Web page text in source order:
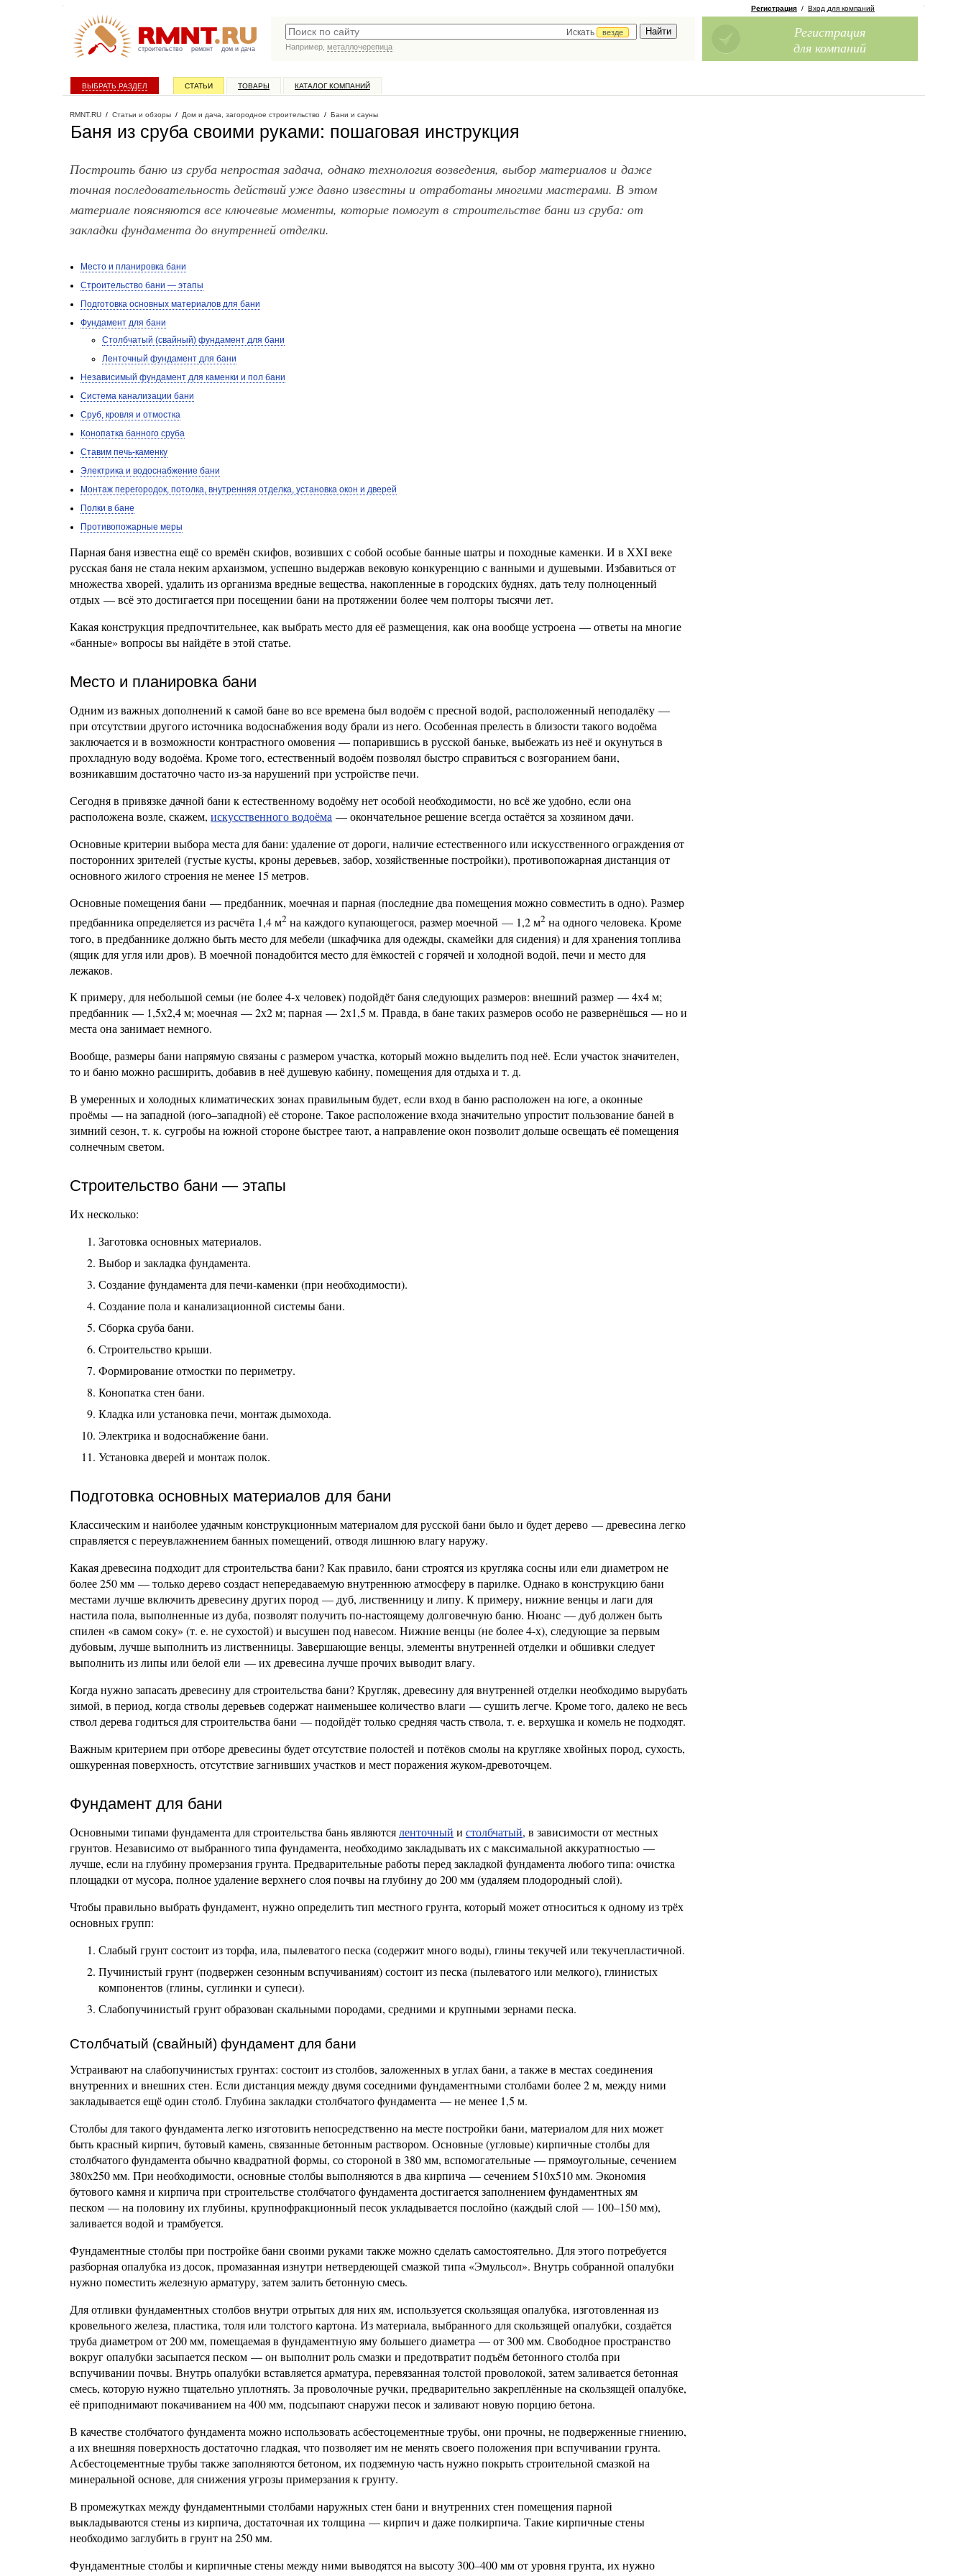
строительство ремонт дом и дача
Искать
везде
Например, металлочерепица
Регистрация / Вход для компаний
Регистрация
для компаний
ВЫБРАТЬ РАЗДЕЛ СТАТЬИ ТОВАРЫ КАТАЛОГ КОМПАНИЙ
RMNT.RU / Статьи и обзоры / Дом и дача, загородное строительство / Бани и сауны
Баня из сруба своими руками: пошаговая инструкция
Построить баню из сруба непростая задача, однако технология возведения, выбор материалов и даже
точная последовательность действий уже давно известны и отработаны многими мастерами. В этом
материале поясняются все ключевые моменты, которые помогут в строительстве бани из сруба: от
закладки фундамента до внутренней отделки.
Место и планировка бани
Строительство бани — этапы
Подготовка основных материалов для бани
Фундамент для бани
Столбчатый (свайный) фундамент для бани
Ленточный фундамент для бани
Независимый фундамент для каменки и пол бани
Система канализации бани
Сруб, кровля и отмостка
Конопатка банного сруба
Ставим печь-каменку
Электрика и водоснабжение бани
Монтаж перегородок, потолка, внутренняя отделка, установка окон и дверей
Полки в бане
Противопожарные меры
Парная баня известна ещё со времён скифов, возивших с собой особые банные шатры и походные каменки. И в XXI веке
русская баня не стала неким архаизмом, успешно выдержав вековую конкуренцию с ванными и душевыми. Избавиться от
множества хворей, удалить из организма вредные вещества, накопленные в городских буднях, дать телу полноценный
отдых — всё это достигается при посещении бани на протяжении более чем полторы тысячи лет.
Какая конструкция предпочтительнее, как выбрать место для её размещения, как она вообще устроена — ответы на многие
«банные» вопросы вы найдёте в этой статье.
Место и планировка бани
Одним из важных дополнений к самой бане во все времена был водоём с пресной водой, расположенный неподалёку —
при отсутствии другого источника водоснабжения воду брали из него. Особенная прелесть в близости такого водоёма
заключается и в возможности контрастного омовения — попарившись в русской баньке, выбежать из неё и окунуться в
прохладную воду водоёма. Кроме того, естественный водоём позволял быстро справиться с возгоранием бани,
возникавшим достаточно часто из-за нарушений при устройстве печи.
Сегодня в привязке дачной бани к естественному водоёму нет особой необходимости, но всё же удобно, если она
расположена возле, скажем, искусственного водоёма — окончательное решение всегда остаётся за хозяином дачи.
Основные критерии выбора места для бани: удаление от дороги, наличие естественного или искусственного ограждения от
посторонних зрителей (густые кусты, кроны деревьев, забор, хозяйственные постройки), противопожарная дистанция от
основного жилого строения не менее 15 метров.
Основные помещения бани — предбанник, моечная и парная (последние два помещения можно совместить в одно). Размер
предбанника определяется из расчёта 1,4 м2 на каждого купающегося, размер моечной — 1,2 м2 на одного человека. Кроме
того, в предбаннике должно быть место для мебели (шкафчика для одежды, скамейки для сидения) и для хранения топлива
(ящик для угля или дров). В моечной понадобится место для ёмкостей с горячей и холодной водой, печи и место для
лежаков.
К примеру, для небольшой семьи (не более 4-х человек) подойдёт баня следующих размеров: внешний размер — 4х4 м;
предбанник — 1,5х2,4 м; моечная — 2х2 м; парная — 2х1,5 м. Правда, в бане таких размеров особо не развернёшься — но и
места она занимает немного.
Вообще, размеры бани напрямую связаны с размером участка, который можно выделить под неё. Если участок значителен,
то и баню можно расширить, добавив в неё душевую кабину, помещения для отдыха и т. д.
В умеренных и холодных климатических зонах правильным будет, если вход в баню расположен на юге, а оконные
проёмы — на западной (юго–западной) её стороне. Такое расположение входа значительно упростит пользование баней в
зимний сезон, т. к. сугробы на южной стороне быстрее тают, а направление окон позволит дольше освещать её помещения
солнечным светом.
Строительство бани — этапы
Их несколько:
Заготовка основных материалов.
Выбор и закладка фундамента.
Создание фундамента для печи-каменки (при необходимости).
Создание пола и канализационной системы бани.
Сборка сруба бани.
Строительство крыши.
Формирование отмостки по периметру.
Конопатка стен бани.
Кладка или установка печи, монтаж дымохода.
Электрика и водоснабжение бани.
Установка дверей и монтаж полок.
Подготовка основных материалов для бани
Классическим и наиболее удачным конструкционным материалом для русской бани было и будет дерево — древесина легко
справляется с переувлажнением банных помещений, отводя лишнюю влагу наружу.
Какая древесина подходит для строительства бани? Как правило, бани строятся из кругляка сосны или ели диаметром не
более 250 мм — только дерево создаст непередаваемую внутреннюю атмосферу в парилке. Однако в конструкцию бани
местами лучше включить древесину других пород — дуб, лиственницу и липу. К примеру, нижние венцы и лаги для
настила пола, выполненные из дуба, позволят получить по-настоящему долговечную баню. Нюанс — дуб должен быть
спилен «в самом соку» (т. е. не сухостой) и высушен под навесом. Нижние венцы (не более 4-х), следующие за первым
дубовым, лучше выполнить из лиственницы. Завершающие венцы, элементы внутренней отделки и обшивки следует
выполнить из липы или белой ели — их древесина лучше прочих выводит влагу.
Когда нужно запасать древесину для строительства бани? Кругляк, древесину для внутренней отделки необходимо вырубать
зимой, в период, когда стволы деревьев содержат наименьшее количество влаги — сушить легче. Кроме того, далеко не весь
ствол дерева годиться для строительства бани — подойдёт только средняя часть ствола, т. е. верхушка и комель не подходят.
Важным критерием при отборе древесины будет отсутствие полостей и потёков смолы на кругляке хвойных пород, сухость,
ошкуренная поверхность, отсутствие загнивших участков и мест поражения жуком-древоточцем.
Фундамент для бани
Основными типами фундамента для строительства бань являютсяленточный и столбчатый, в зависимости от местных
грунтов. Независимо от выбранного типа фундамента, необходимо закладывать их с максимальной аккуратностью —
лучше, если на глубину промерзания грунта. Предварительные работы перед закладкой фундамента любого типа: очистка
площадки от мусора, полное удаление верхнего слоя почвы на глубину до 200 мм (удаляем плодородный слой).
Чтобы правильно выбрать фундамент, нужно определить тип местного грунта, который может относиться к одному из трёх
основных групп:
Слабый грунт состоит из торфа, ила, пылеватого песка (содержит много воды), глины текучей или текучепластичной.
Пучинистый грунт (подвержен сезонным вспучиваниям) состоит из песка (пылеватого или мелкого), глинистых
компонентов (глины, суглинки и супеси).
Слабопучинистый грунт образован скальными породами, средними и крупными зернами песка.
Столбчатый (свайный) фундамент для бани
Устраивают на слабопучинистых грунтах: состоит из столбов, заложенных в углах бани, а также в местах соединения
внутренних и внешних стен. Если дистанция между двумя соседними фундаментными столбами более 2 м, между ними
закладывается ещё один столб. Глубина закладки столбчатого фундамента — не менее 1,5 м.
Столбы для такого фундамента легко изготовить непосредственно на месте постройки бани, материалом для них может
быть красный кирпич, бутовый камень, связанные бетонным раствором. Основные (угловые) кирпичные столбы для
столбчатого фундамента обычно квадратной формы, со стороной в 380 мм, вспомогательные — прямоугольные, сечением
380х250 мм. При необходимости, основные столбы выполняются в два кирпича — сечением 510х510 мм. Экономия
бутового камня и кирпича при строительстве столбчатого фундамента достигается заполнением фундаментных ям
песком — на половину их глубины, крупнофракционный песок укладывается послойно (каждый слой — 100–150 мм),
заливается водой и трамбуется.
Фундаментные столбы при постройке бани своими руками также можно сделать самостоятельно. Для этого потребуется
разборная опалубка из досок, промазанная изнутри нетвердеющей смазкой типа «Эмульсол». Внутрь собранной опалубки
нужно поместить железную арматуру, затем залить бетонную смесь.
Для отливки фундаментных столбов внутри отрытых для них ям, используется скользящая опалубка, изготовленная из
кровельного железа, пластика, толя или толстого картона. Из материала, выбранного для скользящей опалубки, создаётся
труба диаметром от 200 мм, помещаемая в фундаментную яму большего диаметра — от 300 мм. Свободное пространство
вокруг опалубки засыпается песком — он выполнит роль смазки и предотвратит подъём бетонного столба при
вспучивании почвы. Внутрь опалубки вставляется арматура, перевязанная толстой проволокой, затем заливается бетонная
смесь, которую нужно тщательно уплотнять. За проволочные ручки, предварительно закреплённые на скользящей опалубке,
её приподнимают покачиванием на 400 мм, подсыпают снаружи песок и заливают новую порцию бетона.
В качестве столбчатого фундамента можно использовать асбестоцементные трубы, они прочны, не подверженные гниению,
а их внешняя поверхность достаточно гладкая, что позволяет им не менять своего положения при вспучивании грунта.
Асбестоцементные трубы также заполняются бетоном, их подземную часть нужно покрыть строительной смазкой на
минеральной основе, для снижения угрозы примерзания к грунту.
В промежутках между фундаментными столбами наружных стен бани и внутренних стен помещения парной
выкладываются стены из кирпича, достаточная их толщина — кирпич и даже полкирпича. Такие кирпичные стены
необходимо заглубить в грунт на 250 мм.
Фундаментные столбы и кирпичные стены между ними выводятся на высоту 300–400 мм от уровня грунта, их нужно